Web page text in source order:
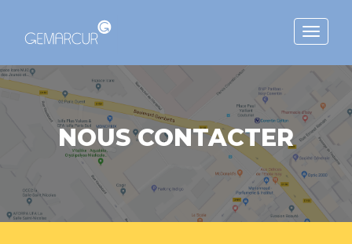
Toggle
NOUS CONTACTER